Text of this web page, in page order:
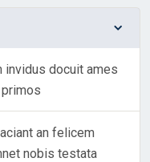
invidus docuit ames
an felicem
nobis testata